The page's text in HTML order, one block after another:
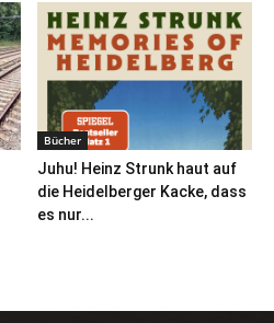
Bücher
Juhu! Heinz Strunk haut auf
die Heidelberger Kacke, dass
es nur...